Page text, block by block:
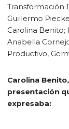
Transformación
Guillermo
Carolina Benito;
Anabella
Productivo,
Carolina
presentación
expresaba: